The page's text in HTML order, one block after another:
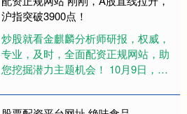
沪指突破3900点！
炒股就看金麒麟分析师研报，权威，
专业，及时，全面配资正规网站，助
您挖掘潜力主题机会！ 10月9日，A
续创10年新高。 截至发....